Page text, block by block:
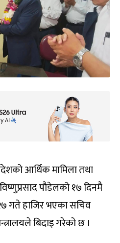
आर्थिक मामिला तथा
पौडेलको १७ दिनमै
गते हाजिर भएका सचिव
बिदाइ गरेको छ ।